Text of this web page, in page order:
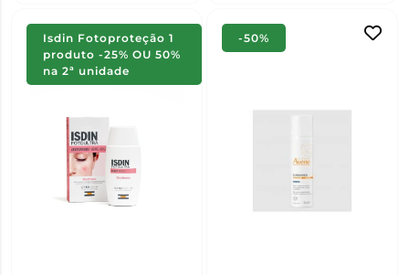
Isdin Fotoproteção 1
produto -25% OU 50%
na 2ª unidade
-50%